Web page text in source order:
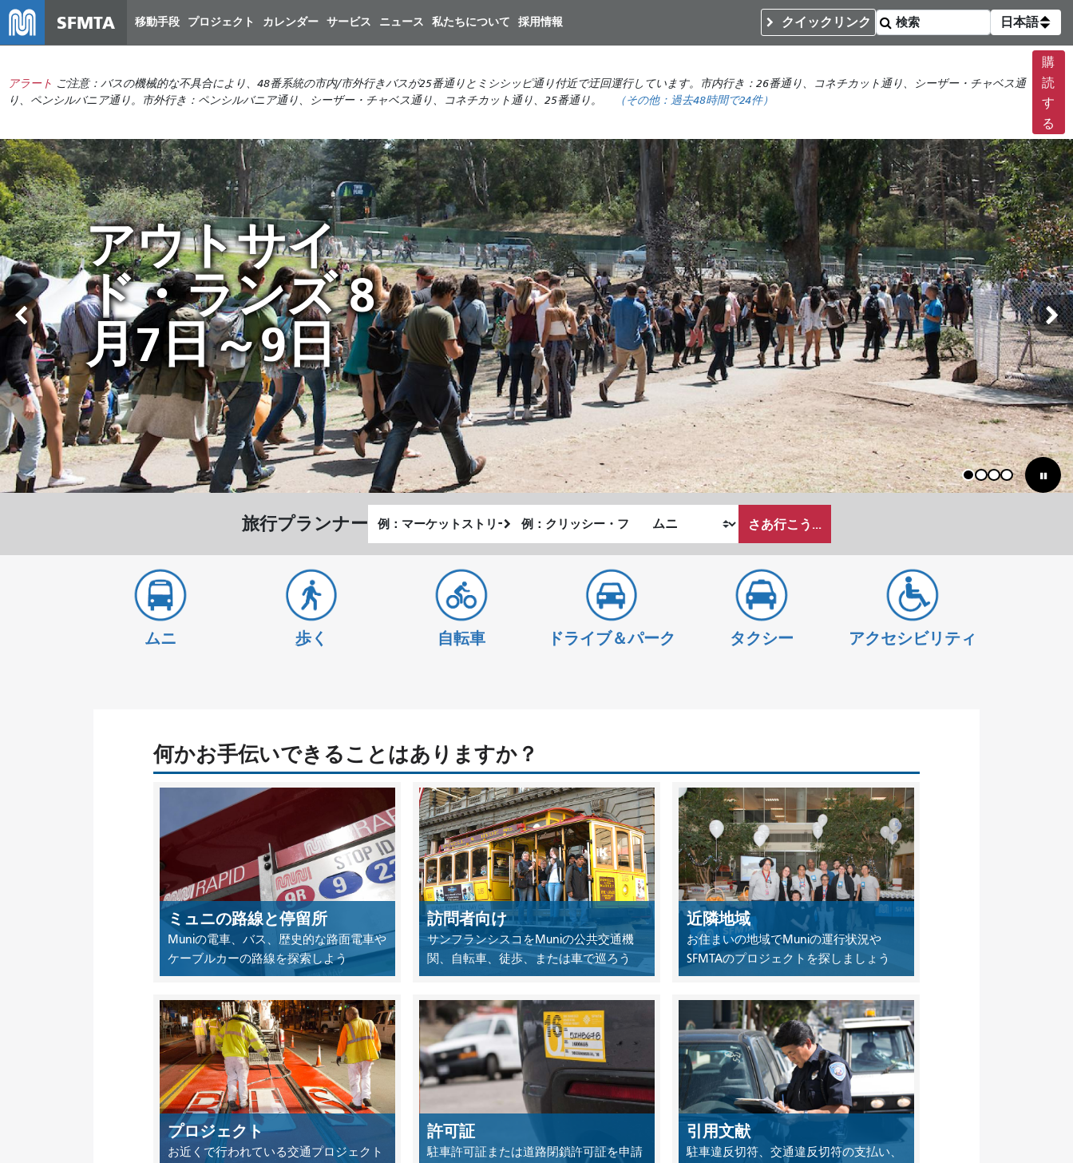
イ
ン
ン
テ
ツ
に
移
動
SFMTA 移動手段 プロジェクト カレンダー サービス ニュース 私たちについて 採用情報 クイックリンク 日本語
アラート ご注意：バスの機械的な不具合により、48番系統の市内/市外行きバスが25番通りとミシシッピ通り付近で迂回運行しています。市内行き：26番通り、コネチカット通り、シーザー・チャベス通
り、ペンシルバニア通り。市外行き：ペンシルバニア通り、シーザー・チャベス通り、コネチカット通り、25番通り。
（その他： 過去48時間で24件）
購
読
す
る
アウトサイ
ド・ランズ 8
月7日～9日
Muniの運行
変更は8月29
日から開始
されます
夏はMuniで
移動しよう
予算のギャ
ップを埋め
て市を節約
する
1 2 3 4
旅行プランナー 出
発
地
終
了
地
が
ど
の
よ
う
に
さあ行こう...
ムニ 歩く 自転車 ドライブ＆パーク タクシー アクセシビリティ
何かお手伝いできることはありますか？
ミュニの路線と停留所
Muniの電車、バス、歴史的な路面電車や
ケーブルカーの路線を探索しよう
訪問者向け
サンフランシスコをMuniの公共交通機
関、自転車、徒歩、または車で巡ろう
近隣地域
お住まいの地域でMuniの運行状況や
SFMTAのプロジェクトを探しましょう
プロジェクト
お近くで行われている交通プロジェクト
許可証
駐車許可証または道路閉鎖許可証を申請
引用文献
駐車違反切符、交通違反切符の支払い、